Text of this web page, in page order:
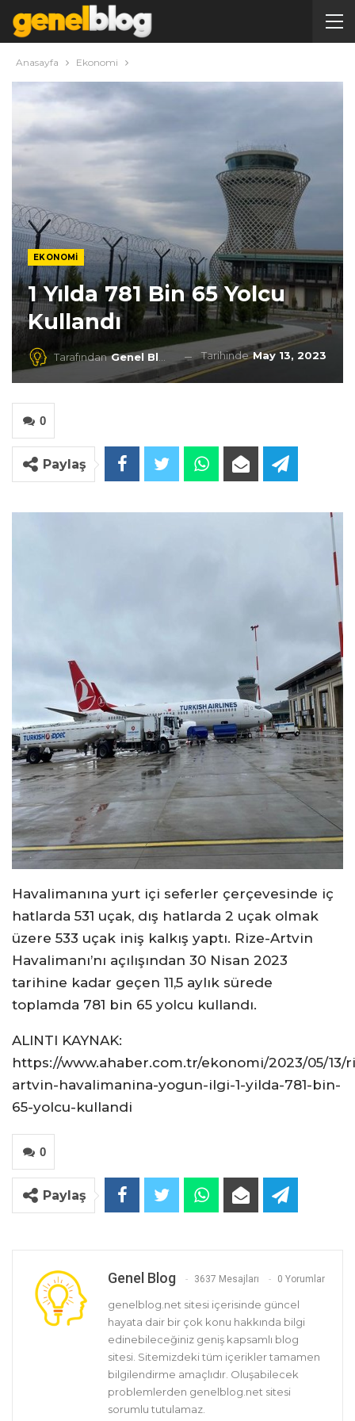
Anasayfa Ekonomi
EKONOMI
1 Yılda 781 Bin 65 Yolcu
Kullandı
TarafındanGenel Blog TarihindeMay 13, 2023
0
Paylaş
Havalimanına yurt içi seferler çerçevesinde iç
hatlarda 531 uçak, dış hatlarda 2 uçak olmak
üzere 533 uçak iniş kalkış yaptı. Rize-Artvin
Havalimanı’nı açılışından 30 Nisan 2023
tarihine kadar geçen 11,5 aylık sürede
toplamda 781 bin 65 yolcu kullandı.
ALINTI KAYNAK:
https://www.ahaber.com.tr/ekonomi/2023/05/13/
artvin-havalimanina-yogun-ilgi-1-yilda-781-bin-
65-yolcu-kullandi
0
Paylaş
Genel Blog 3637 Mesajları 0 Yorumlar
genelblog.net sitesi içerisinde güncel
hayata dair bir çok konu hakkında bilgi
edinebileceğiniz geniş kapsamlı blog
sitesi. Sitemizdeki tüm içerikler tamamen
bilgilendirme amaçlıdır. Oluşabilecek
problemlerden genelblog.net sitesi
sorumlu tutulamaz.